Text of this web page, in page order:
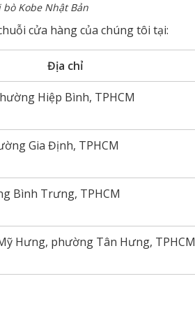
Kobe Nhật Bản
cửa hàng của chúng tôi tại:
Địa chỉ
Hiệp Bình, TPHCM
Gia Định, TPHCM
Bình Trưng, TPHCM
Hưng, phường Tân Hưng, TPHCM